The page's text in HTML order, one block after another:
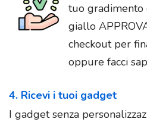
tuo gradimento
giallo
checkout per
oppure facci
4. Ricevi i tuoi gadget
I gadget senza